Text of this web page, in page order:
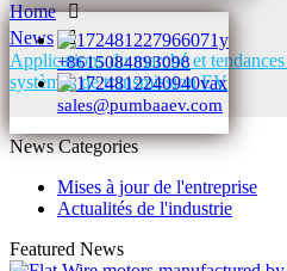
+8615084893098
sales@pumbaaev.com
Home
News
Applications du marché et
systèmes de transmission EV
News Categories
Mises à jour de l'entreprise
Actualités de l'industrie
Featured News